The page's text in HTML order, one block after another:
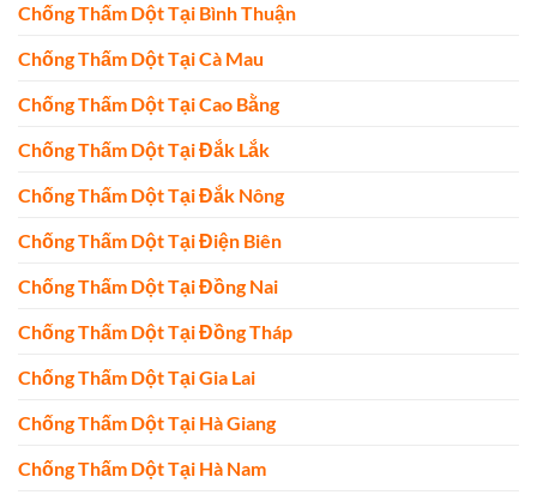
Chống Thấm Dột Tại Bình Thuận
Chống Thấm Dột Tại Cà Mau
Chống Thấm Dột Tại Cao Bằng
Chống Thấm Dột Tại Đắk Lắk
Chống Thấm Dột Tại Đắk Nông
Chống Thấm Dột Tại Điện Biên
Chống Thấm Dột Tại Đồng Nai
Chống Thấm Dột Tại Đồng Tháp
Chống Thấm Dột Tại Gia Lai
Chống Thấm Dột Tại Hà Giang
Chống Thấm Dột Tại Hà Nam